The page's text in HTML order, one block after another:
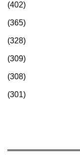
(402)
(365)
(328)
(309)
(308)
(301)